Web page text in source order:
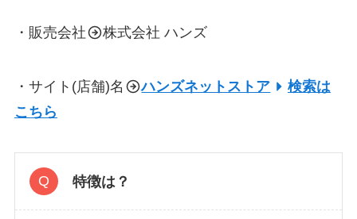
・販売会社 株式会社 ハンズ
・サイト(店舗)名 ハンズネットストア
検索は
こちら
特徴は？